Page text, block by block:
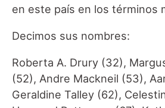
en este país en los términos
Decimos sus nombres:
Roberta A. Drury (32),
(52), Andre Mackneil (53),
Geraldine Talley (62),